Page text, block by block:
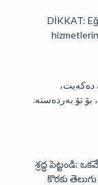
DİKKAT:
دەکەیت،
تۆ بەردەستە.
శ్రద్ధ పెట్టండి:
కొరకు